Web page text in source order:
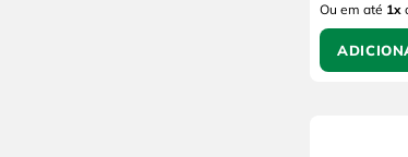
Ou em até 1x